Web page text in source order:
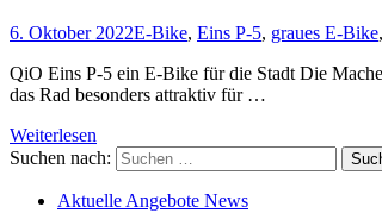
6. Oktober 2022E-Bike, Eins P-5, graues E-Bike,
QiO Eins P-5 ein E-Bike für die Stadt Die
das Rad besonders attraktiv für …
Weiterlesen
Suchen nach:
Aktuelle Angebote News